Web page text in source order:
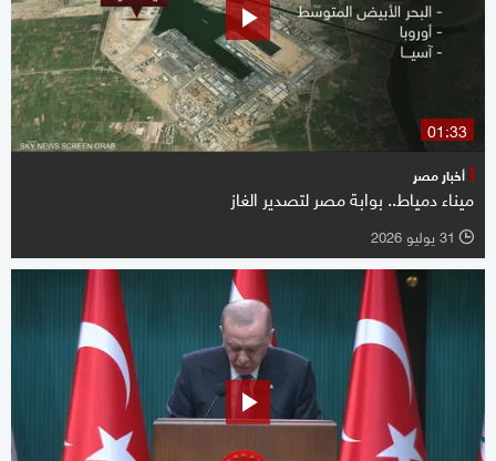
01:33
أخبار مصر
ميناء دمياط.. بوابة مصر لتصدير الغاز
l 31 يوليو 2026